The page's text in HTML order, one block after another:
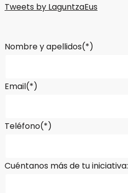
Tweets by LaguntzaEus
Nombre y apellidos(*)
Email(*)
Teléfono(*)
Cuéntanos más de tu iniciativa: